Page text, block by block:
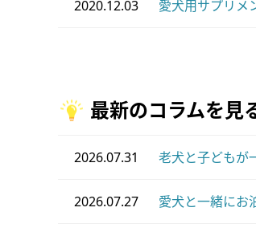
2020.12.03 愛犬用サプリメ
最新のコラムを見
2026.07.31 老犬と子どもが
2026.07.27 愛犬と一緒にお